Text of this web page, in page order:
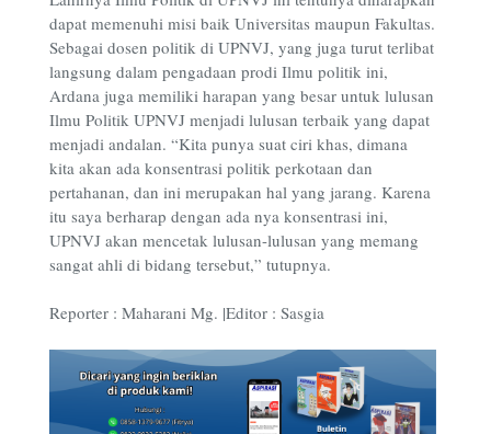
dapat memenuhi misi baik Universitas maupun Fakultas.
Sebagai dosen politik di UPNVJ, yang juga turut terlibat
langsung dalam pengadaan prodi Ilmu politik ini,
Ardana juga memiliki harapan yang besar untuk lulusan
Ilmu Politik UPNVJ menjadi lulusan terbaik yang dapat
menjadi andalan. “Kita punya suat ciri khas, dimana
kita akan ada konsentrasi politik perkotaan dan
pertahanan, dan ini merupakan hal yang jarang. Karena
itu saya berharap dengan ada nya konsentrasi ini,
UPNVJ akan mencetak lulusan-lulusan yang memang
sangat ahli di bidang tersebut,” tutupnya.
Reporter : Maharani Mg. |Editor : Sasgia